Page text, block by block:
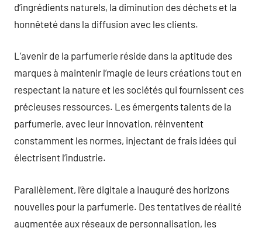
d’ingrédients naturels, la diminution des déchets et la
honnêteté dans la diffusion avec les clients.
L’avenir de la parfumerie réside dans la aptitude des
marques à maintenir l’magie de leurs créations tout en
respectant la nature et les sociétés qui fournissent ces
précieuses ressources. Les émergents talents de la
parfumerie, avec leur innovation, réinventent
constamment les normes, injectant de frais idées qui
électrisent l’industrie.
Parallèlement, l’ère digitale a inauguré des horizons
nouvelles pour la parfumerie. Des tentatives de réalité
augmentée aux réseaux de personnalisation, les